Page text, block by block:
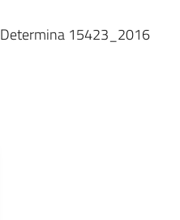
Determina 15423_2016